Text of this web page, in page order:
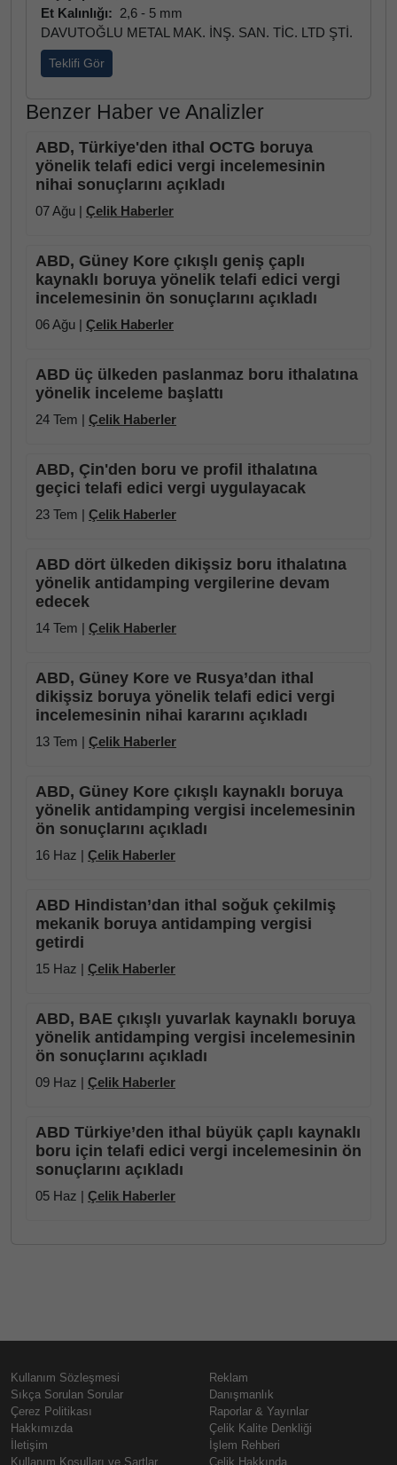
Et Kalınlığı: 2,6 - 5 mm
DAVUTOĞLU METAL MAK. İNŞ. SAN. TİC. LTD ŞTİ.
Teklifi Gör
Benzer Haber ve Analizler
ABD, Türkiye'den ithal OCTG boruya
yönelik telafi edici vergi incelemesinin
nihai sonuçlarını açıkladı
07 Ağu | Çelik Haberler
ABD, Güney Kore çıkışlı geniş çaplı
kaynaklı boruya yönelik telafi edici vergi
incelemesinin ön sonuçlarını açıkladı
06 Ağu | Çelik Haberler
ABD üç ülkeden paslanmaz boru ithalatına
yönelik inceleme başlattı
24 Tem | Çelik Haberler
ABD, Çin'den boru ve profil ithalatına
geçici telafi edici vergi uygulayacak
23 Tem | Çelik Haberler
ABD dört ülkeden dikişsiz boru ithalatına
yönelik antidamping vergilerine devam
edecek
14 Tem | Çelik Haberler
ABD, Güney Kore ve Rusya’dan ithal
dikişsiz boruya yönelik telafi edici vergi
incelemesinin nihai kararını açıkladı
13 Tem | Çelik Haberler
ABD, Güney Kore çıkışlı kaynaklı boruya
yönelik antidamping vergisi incelemesinin
ön sonuçlarını açıkladı
16 Haz | Çelik Haberler
ABD Hindistan’dan ithal soğuk çekilmiş
mekanik boruya antidamping vergisi
getirdi
15 Haz | Çelik Haberler
ABD, BAE çıkışlı yuvarlak kaynaklı boruya
yönelik antidamping vergisi incelemesinin
ön sonuçlarını açıkladı
09 Haz | Çelik Haberler
ABD Türkiye’den ithal büyük çaplı kaynaklı
boru için telafi edici vergi incelemesinin ön
sonuçlarını açıkladı
05 Haz | Çelik Haberler
Kullanım Sözleşmesi
Sıkça Sorulan Sorular
Çerez Politikası
Hakkımızda
İletişim
Kullanım Koşulları ve Şartlar
Reklam
Danışmanlık
Raporlar & Yayınlar
Çelik Kalite Denkliği
İşlem Rehberi
Çelik Hakkında